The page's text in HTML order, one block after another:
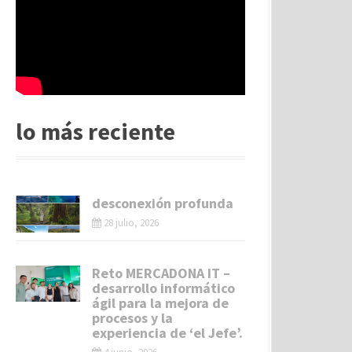
lo más reciente
desconexión profunda
28 julio, 2026
Reto MERCADONA IT –
desarrollo informático
ágil para la mejora de
procesos y la
experiencia de ‘el Jefe’.